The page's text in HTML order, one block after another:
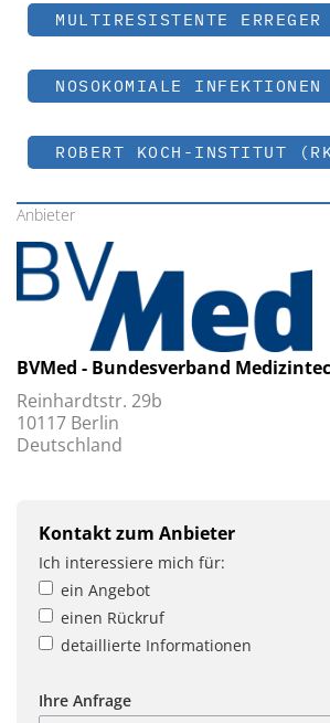
MULTIRESISTENTE
NOSOKOMIALE INFEKTIONEN
ROBERT KOCH-INSTITUT
Anbieter
BVMed - Bundesverband
Reinhardtstr. 29b
10117 Berlin
Deutschland
Kontakt zum Anbieter
Ich interessiere mich für:
ein Angebot
einen Rückruf
detaillierte Informationen
Ihre Anfrage